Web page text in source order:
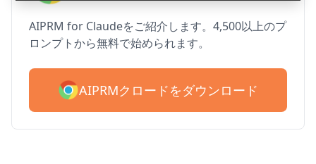
AIPRM for Claudeをご紹介します。4,500以上のプ
ロンプトから無料で始められます。
AIPRMクロードをダウンロード